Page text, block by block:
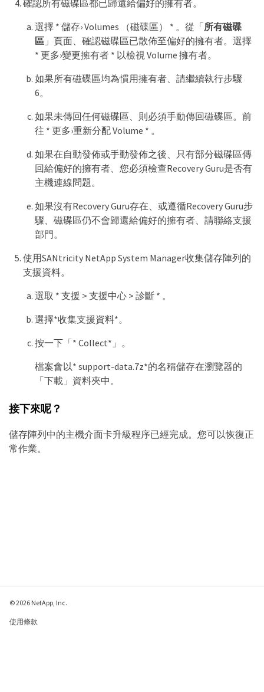
確認所有磁碟區都已歸還給偏好的擁有者。
選擇 * 儲存› Volumes （磁碟區） * 。從「所有磁碟
區」頁面、確認磁碟區已散佈至偏好的擁有者。選擇
* 更多›變更擁有者 * 以檢視 Volume 擁有者。
如果所有磁碟區均為慣用擁有者、請繼續執行步驟
6。
如果未傳回任何磁碟區、則必須手動傳回磁碟區。前
往 * 更多›重新分配 Volume * 。
如果在自動發佈或手動發佈之後、只有部分磁碟區傳
回給偏好的擁有者、您必須檢查Recovery Guru是否有
主機連線問題。
如果沒有Recovery Guru存在、或遵循Recovery Guru步
驟、磁碟區仍不會歸還給偏好的擁有者、請聯絡支援
部門。
使用SANtricity NetApp System Manager收集儲存陣列的
支援資料。
選取 * 支援 > 支援中心 > 診斷 * 。
選擇*收集支援資料*。
按一下「* Collect*」。
檔案會以* support-data.7z*的名稱儲存在瀏覽器的
「下載」資料夾中。
接下來呢？
儲存陣列中的主機介面卡升級程序已經完成。您可以恢復正
常作業。
© 2026 NetApp, Inc.
使用條款